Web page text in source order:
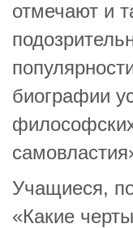
отмечают и
биографии
Учащиеся,
«Какие